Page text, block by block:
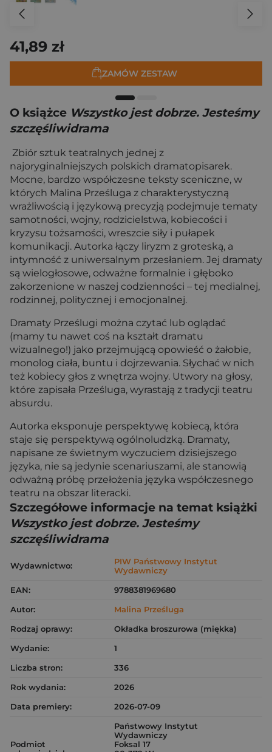
41,89 zł
ZAMÓW ZESTAW
O książce Wszystko jest dobrze. Jesteśmy
szczęśliwidrama
Zbiór sztuk teatralnych jednej z
najoryginalniejszych polskich dramatopisarek.
Mocne, bardzo współczesne teksty sceniczne, w
których Malina Prześluga z charakterystyczną
wrażliwością i językową precyzją podejmuje tematy
samotności, wojny, rodzicielstwa, kobiecości i
kryzysu tożsamości, wreszcie siły i pułapek
komunikacji. Autorka łączy liryzm z groteską, a
intymność z uniwersalnym przesłaniem. Jej dramaty
są wielogłosowe, odważne formalnie i głęboko
zakorzenione w naszej codzienności – tej medialnej,
rodzinnej, politycznej i emocjonalnej.
Dramaty Prześlugi można czytać lub oglądać
(mamy tu nawet coś na kształt dramatu
wizualnego!) jako przejmującą opowieść o żałobie,
monolog ciała, buntu i dojrzewania. Słychać w nich
też kobiecy głos z wnętrza wojny. Utwory na głosy,
które zapisała Prześluga, wyrastają z tradycji teatru
absurdu.
Autorka eksponuje perspektywę kobiecą, która
staje się perspektywą ogólnoludzką. Dramaty,
napisane ze świetnym wyczuciem dzisiejszego
języka, nie są jedynie scenariuszami, ale stanowią
odważną próbę przełożenia języka współczesnego
teatru na obszar literacki.
Szczegółowe informacje na temat książki
Wszystko jest dobrze. Jesteśmy
szczęśliwidrama
Wydawnictwo:
PIW Państwowy Instytut
Wydawniczy
EAN:
9788381969680
Autor:
Malina Prześluga
Rodzaj oprawy:
Okładka broszurowa (miękka)
Wydanie:
1
Liczba stron:
336
Rok wydania:
2026
Data premiery:
2026-07-09
Podmiot
Państwowy Instytut
Wydawniczy
Foksal 17